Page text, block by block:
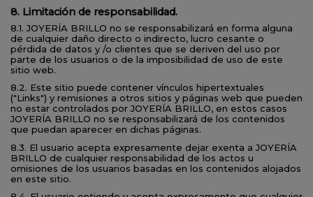
8. Limitación de responsabilidad.
8.1. JOYERÍA BRILLO no se responsabilizará en forma alguna
de cualquier daño directo o indirecto, lucro cesante o
pérdida de datos y /o clientes que se deriven del uso por
parte de los usuarios o de la imposibilidad de uso de este
sitio web.
8.2. Este sitio puede contener vínculos hipertextuales
("Links") y remisiones a otros sitios y páginas web que pueden
no estar controlados por JOYERÍA BRILLO, en estos casos
JOYERÍA BRILLO no se responsabilizará de los contenidos
que puedan aparecer en dichas páginas.
8.3. El usuario acepta expresamente dejar exenta a JOYERÍA
BRILLO de cualquier responsabilidad de los actos u
omisiones de los usuarios basadas en los contenidos alojados
en este sitio.